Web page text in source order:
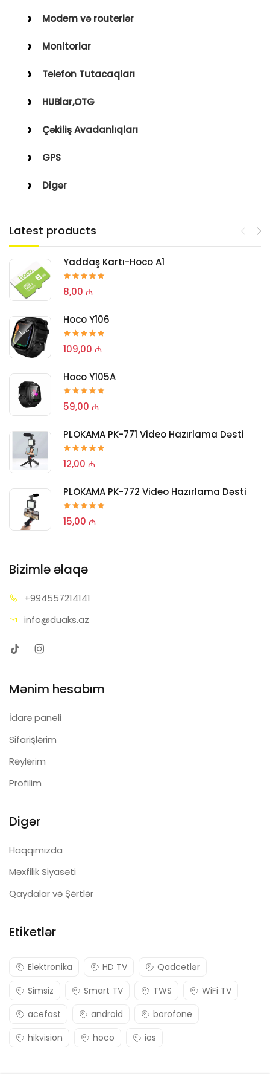
Modem və routerlər
Monitorlar
Telefon Tutacaqları
HUBlar,OTG
Çəkiliş Avadanlıqları
GPS
Digər
Latest products
Yaddaş Kartı-Hoco A1
8,00 ₼
Hoco Y106
109,00 ₼
Hoco Y105A
59,00 ₼
PLOKAMA PK-771 Video Hazırlama Dəsti
12,00 ₼
PLOKAMA PK-772 Video Hazırlama Dəsti
15,00 ₼
Bizimlə əlaqə
+994557214141
info@duaks.az
Mənim hesabım
İdarə paneli
Sifarişlərim
Rəylərim
Profilim
Digər
Haqqımızda
Məxfilik Siyasəti
Qaydalar və Şərtlər
Etiketlər
Elektronika HD TV
Qadcetlər
Simsiz
Smart TV TWS
WiFi TV
acefast
android
borofone
hikvision
hoco ios